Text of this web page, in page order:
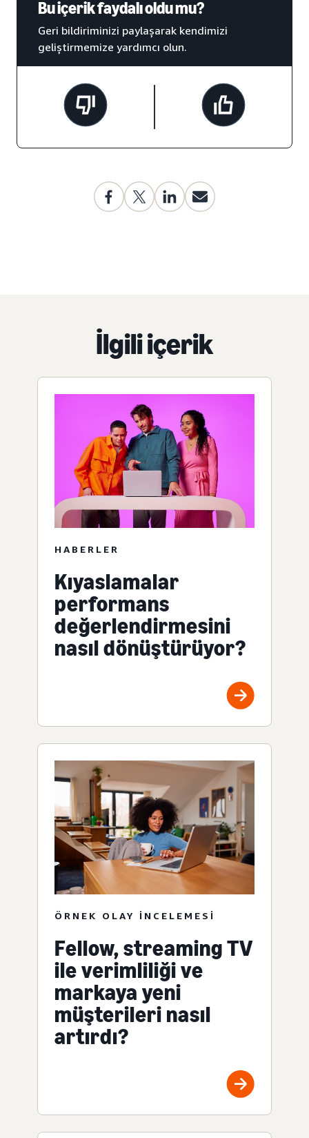
Bu içerik faydalı oldu mu?
Geri bildiriminizi paylaşarak kendimizi
geliştirmemize yardımcı olun.
İlgili içerik
HABERLER
Kıyaslamalar
performans
değerlendirmesini
nasıl dönüştürüyor?
ÖRNEK OLAY INCELEMESI
Fellow, streaming TV
ile verimliliği ve
markaya yeni
müşterileri nasıl
artırdı?